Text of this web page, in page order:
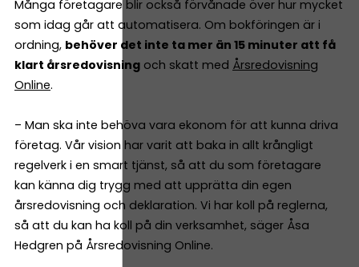
Många företagare blir också förvånade över hur mycket
som idag går att automatisera. Om bokföringen är i
ordning, behöver det inte ta mer än 15 minuter att få
klart årsredovisning och skatt med Årsredovisning
Online.
– Man ska inte behöva vara ekonom för att kunna driva
företag. Vår vision har varit att baka in allt krångligt
regelverk i en smart tjänst, så att du som företagare
kan känna dig trygg med att upprätta din egen
årsredovisning och deklaration. Vi har koll på reglerna,
så att du kan ha koll på din verksamhet, säger Åsa
Hedgren på Årsredovisning Online.